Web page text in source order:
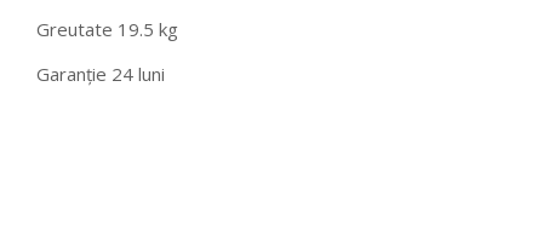
Greutate 19.5 kg
Garanție 24 luni